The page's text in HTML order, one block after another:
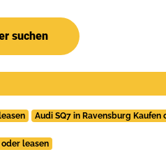
suchen
Audi SQ7 in Ravensburg Kaufen
oder leasen